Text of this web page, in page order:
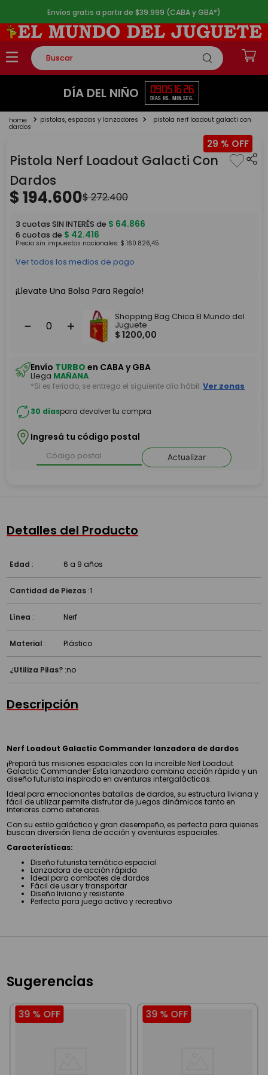
Envíos gratis a partir de $39.999 (CABA y GBA*)
Buscar
TÉRMINOS MÁS BUSCADOS
2.
lego
4 .
monopatin
5. toy story
DÍA DEL NIÑO 09
DÍAS
05
HS.
16
MIN.
26
SEG.
pistolas, espadas y lanzadores pistola nerf loadout galacti con
dardos
29 %
Pistola Nerf Loadout Galacti Con
Dardos
$194.600$272.400
3 cuotas SIN INTERÉS de $ 64.866
6 cuotas de $ 42.416
Precio sin impuestos nacionales: $ 160.826,45
Ver todos los medios de pago
¡Llevate Una Bolsa Para Regalo!
＋
－
Shopping Bag Chica El Mundo del
Juguete
$ 1200,00
Envío TURBO en CABA y GBA
Llega MAÑANA
*Si es feriado, se entrega el siguiente día hábil. Ver zonas
30 díaspara devolver tu compra
Ingresá tu código postal
Actualizar
Detalles del Producto
Edad : 6 a 9 años
Cantidad de Piezas :1
Línea : Nerf
Material : Plástico
¿Utiliza Pilas? :no
Descripción
Nerf Loadout Galactic Commander lanzadora de dardos
¡Prepará tus misiones espaciales con la increíble Nerf Loadout
Galactic Commander! Esta lanzadora combina acción rápida y un
diseño futurista inspirado en aventuras intergalácticas.
Ideal para emocionantes batallas de dardos, su estructura liviana y
fácil de utilizar permite disfrutar de juegos dinámicos tanto en
interiores como exteriores.
Con su estilo galáctico y gran desempeño, es perfecta para quienes
buscan diversión llena de acción y aventuras espaciales.
Características:
Diseño futurista temático espacial
Lanzadora de acción rápida
Ideal para combates de dardos
Fácil de usar y transportar
Diseño liviano y resistente
Perfecta para juego activo y recreativo
Sugerencias
39 % OFF 39 % OFF